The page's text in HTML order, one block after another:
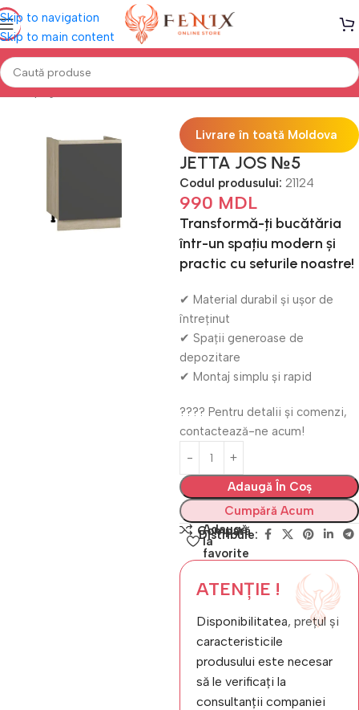
Skip to navigation
Skip to main content
Prima pagină Mobilă BUCĂTĂRIE Bucătării modulare
Livrare în toată Moldova
JETTA JOS №5
Codul produsului: 21124
990 MDL
Transformă-ți bucătăria
într-un spațiu modern și
practic cu seturile noastre!
✔ Material durabil și ușor de
întreținut
✔ Spații generoase de
depozitare
✔ Montaj simplu și rapid
???? Pentru detalii și comenzi,
contactează-ne acum!
Adaugă În Coș
Cumpără Acum
Compară
Adaugă
la
favorite
Distribuie:
ATENȚIE !
Disponibilitatea, prețul și
caracteristicile
produsului este necesar
să le verificați la
consultanții companiei